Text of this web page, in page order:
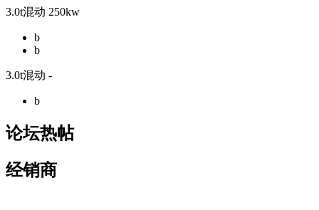
3.0t混动 250kw
b
b
3.0t混动 -
b
论坛热帖
经销商